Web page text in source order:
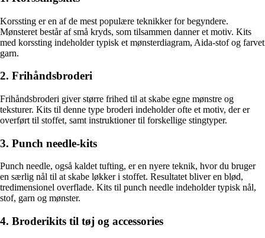
Korssting er en af de mest populære teknikker for begyndere.
Mønsteret består af små kryds, som tilsammen danner et motiv. Kits
med korssting indeholder typisk et mønsterdiagram, Aida-stof og farvet
garn.
2. Frihåndsbroderi
Frihåndsbroderi giver større frihed til at skabe egne mønstre og
teksturer. Kits til denne type broderi indeholder ofte et motiv, der er
overført til stoffet, samt instruktioner til forskellige stingtyper.
3. Punch needle-kits
Punch needle, også kaldet tufting, er en nyere teknik, hvor du bruger
en særlig nål til at skabe løkker i stoffet. Resultatet bliver en blød,
tredimensionel overflade. Kits til punch needle indeholder typisk nål,
stof, garn og mønster.
4. Broderikits til tøj og accessories